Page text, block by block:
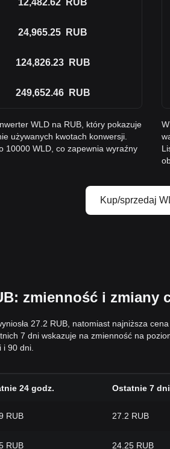
12,482.62 RUB
24,965.25 RUB
124,826.23 RUB
249,652.46 RUB
WLD na RUB, który pokazuje
używanych kwotach konwersji.
10000 WLD, co zapewnia wyraźny
Kup/sprzedaj
zmienność i zmiany
27.2 RUB, natomiast najniższa
7 dni wskazuje na zmienność na
90 dni.
24 godz. Ostatnie 7 dni
RUB 27.2 RUB
RUB 24.25 RUB